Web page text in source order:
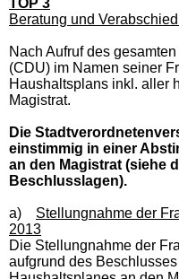
Beratung und
Nach Aufruf des
(CDU) im Namen seiner
Haushaltsplans inkl. aller
Magistrat.
Die
einstimmig in einer
an den Magistrat (siehe
Beschlusslagen).
a)
Stellungnahme der
2013
Die Stellungnahme der
aufgrund des